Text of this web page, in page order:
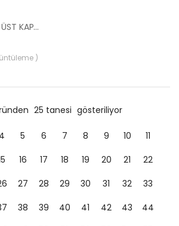
STAREX HAVA FİLTRE ÜST KAPAK 140HP CRDI 28111-4A600-HMC
)
25 tanesi gösteriliyor
4 5 6 7 8 9 10
11
16 17 18 19 20 21
22
27 28 29 30 31 32
33
38 39 40 41 42 43
44